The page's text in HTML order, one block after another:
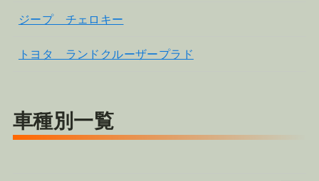
ジープ チェロキー
トヨタ ランドクルーザープラド
車種別一覧